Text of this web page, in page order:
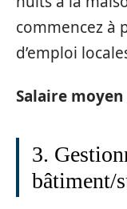
commencez à
d’emploi
Salaire moyen
3.
bâtiment/